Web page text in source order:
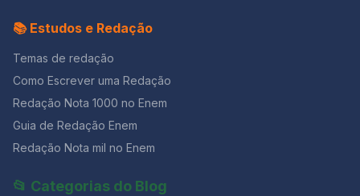
📚 Estudos e Redação
Temas de redação
Como Escrever uma Redação
Redação Nota 1000 no Enem
Guia de Redação Enem
Redação Nota mil no Enem
📂 Categorias do Blog